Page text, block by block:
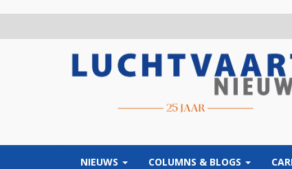
NIEUWS COLUMNS & BLOGS